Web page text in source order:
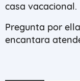
casa vacacional.
Pregunta por
encantara